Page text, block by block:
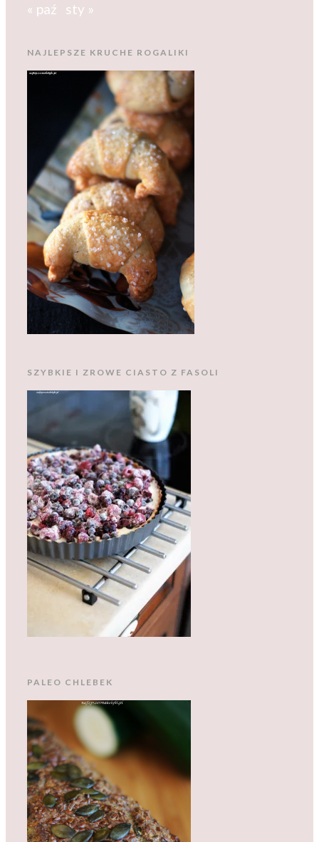
« paź
sty »
NAJLEPSZE KRUCHE ROGALIKI
SZYBKIE I ZROWE CIASTO Z FASOLI
PALEO CHLEBEK